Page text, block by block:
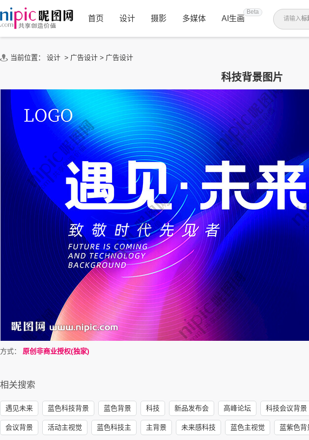
首页 设计 摄影 多媒体 AI生画
Beta
请输入标
当前位置： 设计 > 广告设计 > 广告设计
科技背景图片
方式： 原创非商业授权(独家)
相关搜索
遇见未来 蓝色科技背景 蓝色背景 科技 新品发布会 高峰论坛 科技会议背景
会议背景 活动主视觉 蓝色科技主 主背景 未来感科技 蓝色主视觉 蓝紫色背